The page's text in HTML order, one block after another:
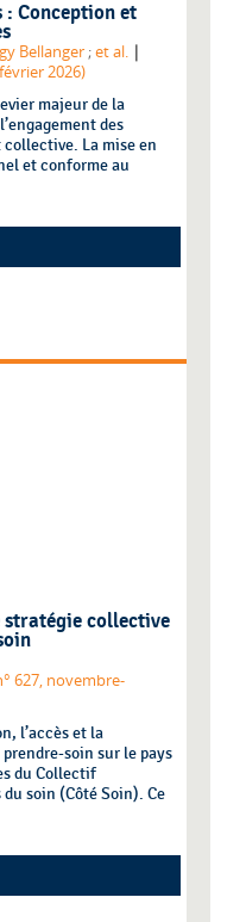
Conception et
Bellanger ;et al. |
2026)
majeur de la
des
La mise en
et conforme au
stratégie collective
627, novembre-
l’accès et la
soin sur le pays
du Collectif
soin (Côté Soin). Ce